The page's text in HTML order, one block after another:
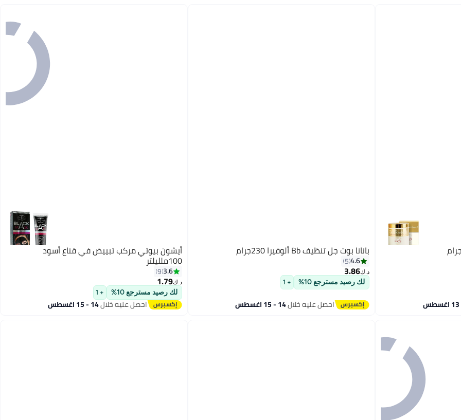
بانانا بوت جل تنظيف Bb ألوفيرا 230جرام
4.6
5
د.ك‏3.86
لك رصيد مسترجع 10% + 1
احصل عليه خلال14 - 15 اغسطس
أيشون بيوتي مركب تبييض في قناع أسود
100ملليلتر
3.6
9
د.ك‏1.79
لك رصيد مسترجع 10% + 1
احصل عليه خلال14 - 15 اغسطس